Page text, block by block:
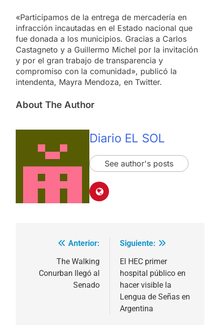
«Participamos de la entrega de mercadería en
infracción incautadas en el Estado nacional que
fue donada a los municipios. Gracias a Carlos
Castagneto y a Guillermo Michel por la invitación
y por el gran trabajo de transparencia y
compromiso con la comunidad», publicó la
intendenta, Mayra Mendoza, en Twitter.
About The Author
Diario EL SOL
See author's posts
Navegación
Anterior:
The Walking
Conurban llegó al
Senado
Siguiente:
El HEC primer
hospital público en
hacer visible la
Lengua de Señas en
Argentina